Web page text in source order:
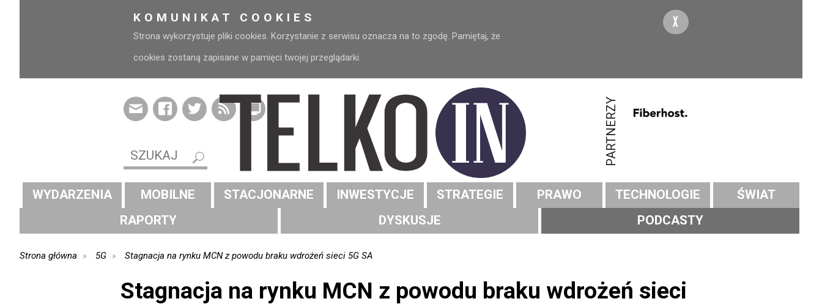
KOMUNIKAT COOKIES
Strona wykorzystuje pliki cookies. Korzystanie z serwisu oznacza na to zgodę. Pamiętaj, że
cookies zostaną zapisane w pamięci twojej przeglądarki.
X
PARTNERZY
WYDARZENIA MOBILNE STACJONARNE INWESTYCJE STRATEGIE PRAWO TECHNOLOGIE
ŚWIAT
RAPORTY
DYSKUSJE PODCASTY
Strona główna 5G Stagnacja na rynku MCN z powodu braku wdrożeń sieci 5G SA
Stagnacja na rynku MCN z powodu braku wdrożeń sieci